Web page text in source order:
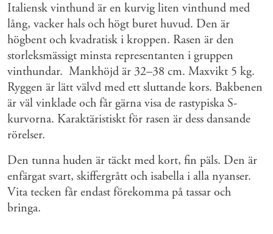
Italiensk vinthund är en kurvig liten vinthund med
lång, vacker hals och högt buret huvud. Den är
högbent och kvadratisk i kroppen. Rasen är den
storleksmässigt minsta representanten i gruppen
vinthundar. Mankhöjd är 32–38 cm. Maxvikt 5 kg.
Ryggen är lätt välvd med ett sluttande kors. Bakbenen
är väl vinklade och får gärna visa de rastypiska S-
kurvorna. Karaktäristiskt för rasen är dess dansande
rörelser.
Den tunna huden är täckt med kort, fin päls. Den är
enfärgat svart, skiffergrått och isabella i alla nyanser.
Vita tecken får endast förekomma på tassar och
bringa.